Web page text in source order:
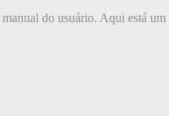
do usuário. Aqui está